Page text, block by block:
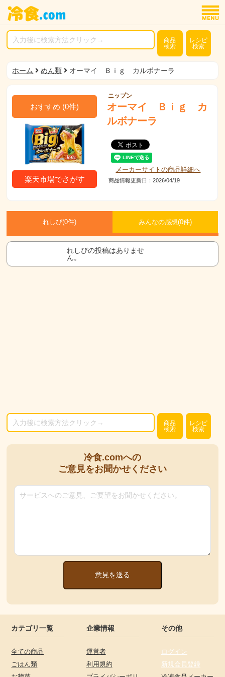
商品
検索
レシピ
検索
ホーム めん類 オーマイ Ｂｉｇ カルボナーラ
おすすめ (0件)
楽天市場でさがす
ニップン
オーマイ Ｂｉｇ カ
ルボナーラ
メーカーサイトの商品詳細へ
商品情報更新日：2026/04/19
れしぴ(0件) みんなの感想(0件)
れしぴの投稿はありませ
ん。
商品
検索
レシピ
検索
冷食.comへの
ご意見をお聞かせください
意見を送る
カテゴリ一覧
全ての商品
ごはん類
企業情報
運営者
利用規約
その他
ログイン
新規会員登録